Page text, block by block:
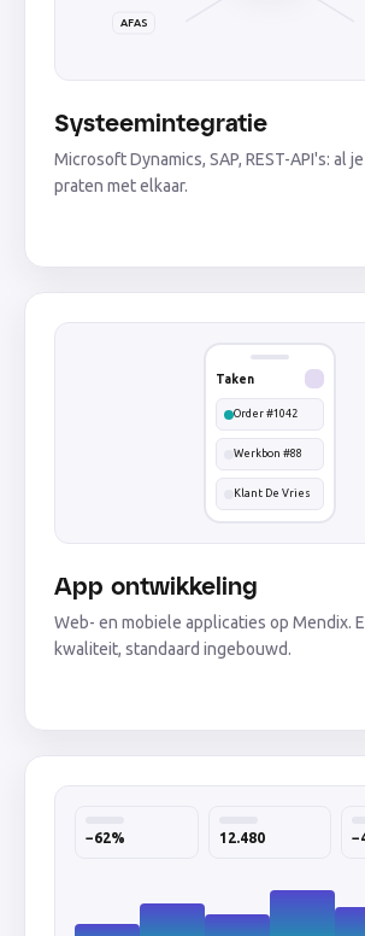
AFAS
Systeemintegratie
Microsoft Dynamics, SAP, REST-API's: al
praten met elkaar.
Taken
Order #1042
Werkbon #88
Klant De Vries
App ontwikkeling
Web- en mobiele applicaties op Mendix.
kwaliteit, standaard ingebouwd.
−62% 12.480